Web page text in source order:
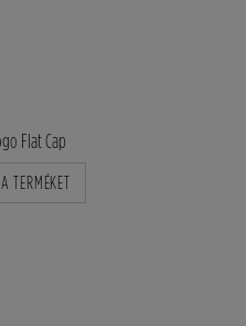
Flat Cap
TERMÉKET